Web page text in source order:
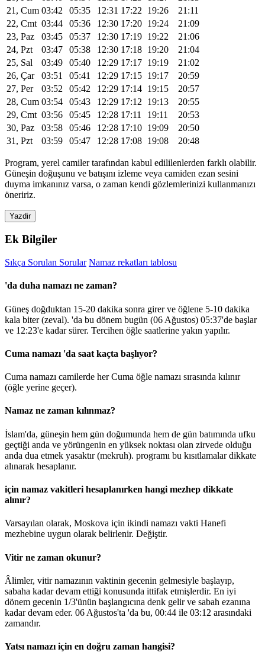
21, Cum 03:42 05:35 12:31 17:22 19:26
21:11
22, Cmt 03:44 05:36 12:30 17:20 19:24
21:09
23, Paz
03:45 05:37 12:30 17:19 19:22
21:06
24, Pzt
03:47 05:38 12:30 17:18 19:20
21:04
25, Sal
03:49 05:40 12:29 17:17 19:19
21:02
26, Çar
03:51 05:41 12:29 17:15 19:17
20:59
27, Per
03:52 05:42 12:29 17:14 19:15
20:57
28, Cum 03:54 05:43 12:29 17:12 19:13
20:55
29, Cmt 03:56 05:45 12:28 17:11 19:11
20:53
30, Paz
03:58 05:46 12:28 17:10 19:09
20:50
31, Pzt
03:59 05:47 12:28 17:08 19:08 20:48
Program, yerel camiler tarafından kabul edililenlerden farklı olabilir.
Güneşin doğuşunu ve batışını izleme veya camiden ezan sesini
duyma imkanınız varsa, o zaman kendi gözlemlerinizi kullanmanızı
öneririz.
Yazdir
Ek Bilgiler
Sıkça Sorulan Sorular Namaz rekatları tablosu
'da duha namazı ne zaman?
Güneş doğduktan 15-20 dakika sonra girer ve öğlene 5-10 dakika
kala biter (zeval). 'da bu dönem bugün (06 Ağustos) 05:37'de başlar
ve 12:23'e kadar sürer. Tercihen öğle saatlerine yakın yapılır.
Cuma namazı 'da saat kaçta başlıyor?
Cuma namazı camilerde her Cuma öğle namazı sırasında kılınır
(öğle yerine geçer).
Namaz ne zaman kılınmaz?
İslam'da, güneşin hem gün doğumunda hem de gün batımında ufku
geçtiği anda ve yörüngenin en yüksek noktası olan zirvede olduğu
anda dua etmek yasaktır (mekruh). programı bu kısıtlamalar dikkate
alınarak hesaplanır.
için namaz vakitleri hesaplanırken hangi mezhep dikkate
alınır?
Varsayılan olarak, Moskova için ikindi namazı vakti Hanefi
mezhebine uygun olarak belirlenir. Değiştir.
Vitir ne zaman okunur?
Âlimler, vitir namazının vaktinin gecenin gelmesiyle başlayıp,
sabaha kadar devam ettiği konusunda ittifak etmişlerdir. En iyi
dönem gecenin 1/3'ünün başlangıcına denk gelir ve sabah ezanına
kadar devam eder. 06 Ağustos'ta 'da bu, 00:44 ile 03:12 arasındaki
zamandır.
Yatsı namazı için en doğru zaman hangisi?